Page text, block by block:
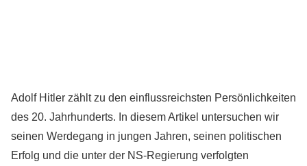
Adolf Hitler zählt zu den einflussreichsten Persönlichkeiten
des 20. Jahrhunderts. In diesem Artikel untersuchen wir
seinen Werdegang in jungen Jahren, seinen politischen
Erfolg und die unter der NS-Regierung verfolgten